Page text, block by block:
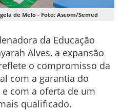
de Melo - Foto: Ascom/Semed
da Educação
Alves, a expansão
o compromisso da
com a garantia do
com a oferta de um
qualificado.